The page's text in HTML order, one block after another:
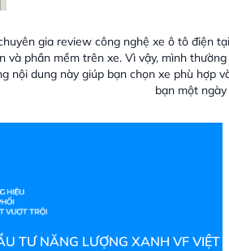
gia review công nghệ xe ô tô điện
và phần mềm trên xe. Vì vậy, mình
nội dung này giúp bạn chọn xe phù hợp
bạn một
TƯ NĂNG LƯỢNG XANH VF VIỆT